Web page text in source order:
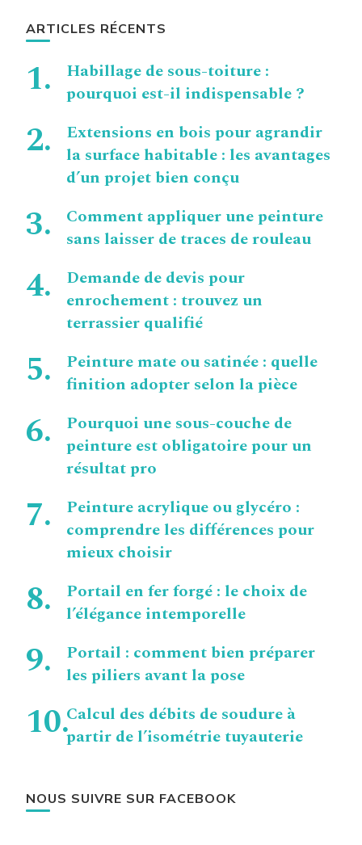
ARTICLES RÉCENTS
Habillage de sous-toiture :
pourquoi est-il indispensable ?
Extensions en bois pour agrandir
la surface habitable : les avantages
d’un projet bien conçu
Comment appliquer une peinture
sans laisser de traces de rouleau
Demande de devis pour
enrochement : trouvez un
terrassier qualifié
Peinture mate ou satinée : quelle
finition adopter selon la pièce
Pourquoi une sous-couche de
peinture est obligatoire pour un
résultat pro
Peinture acrylique ou glycéro :
comprendre les différences pour
mieux choisir
Portail en fer forgé : le choix de
l’élégance intemporelle
Portail : comment bien préparer
les piliers avant la pose
Calcul des débits de soudure à
partir de l’isométrie tuyauterie
NOUS SUIVRE SUR FACEBOOK